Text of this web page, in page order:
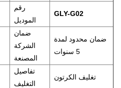
رقم
الموديل
GLY-G02
ضمان
الشركة
المصنعة
ضمان محدود لمدة
5 سنوات
تفاصيل
التغليف
تغليف الكرتون